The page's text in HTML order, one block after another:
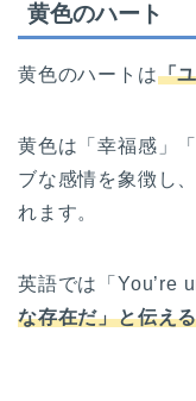
黄色のハート
黄色のハートは「
黄色は「幸福感」
ブな感情を象徴し
れます。
英語では「You’re
な存在だ」と伝え